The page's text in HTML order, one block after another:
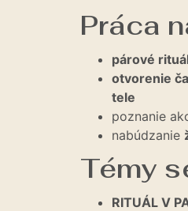
Práca
párové
otvorenie
tele
poznanie
nabúdzanie
Témy
RITUÁL V